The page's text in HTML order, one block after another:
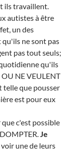
ils travaillent.
autistes à être
un des
qu'ils ne sont pas
pas tout seuls;
qu'ils
NE VEULENT
telle que pousser
est pour eux
c'est possible
Je
une de leurs